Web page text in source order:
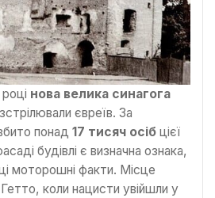
нова велика синагога
євреїв. За
понад 17 тисяч осіб цієї
будівлі є визначна ознака,
моторошні факти. Місце
коли нацисти увійшли у